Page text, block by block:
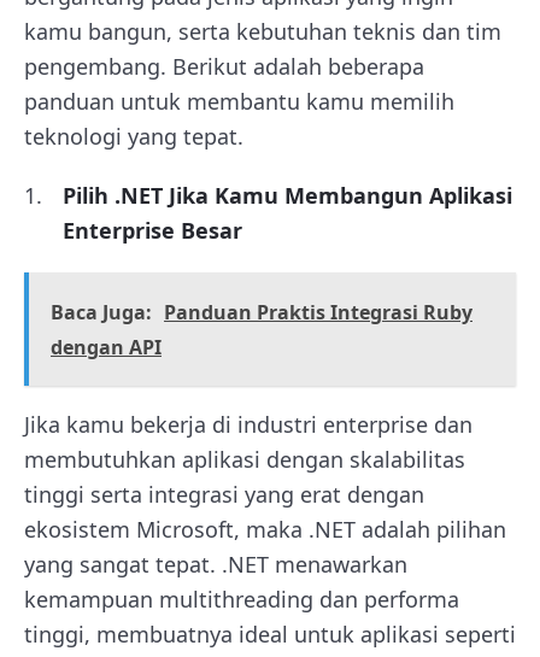
kamu bangun, serta kebutuhan teknis dan tim
pengembang. Berikut adalah beberapa
panduan untuk membantu kamu memilih
teknologi yang tepat.
Pilih .NET Jika Kamu Membangun Aplikasi
Enterprise Besar
Baca Juga: Panduan Praktis Integrasi Ruby
dengan API
Jika kamu bekerja di industri enterprise dan
membutuhkan aplikasi dengan skalabilitas
tinggi serta integrasi yang erat dengan
ekosistem Microsoft, maka .NET adalah pilihan
yang sangat tepat. .NET menawarkan
kemampuan multithreading dan performa
tinggi, membuatnya ideal untuk aplikasi seperti